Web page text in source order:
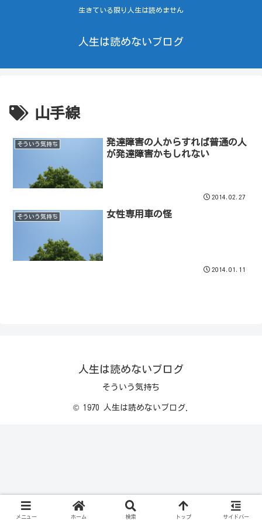
生きている限り人生は読めません
人生は読めないブログ
山手線
そういう気持ち
発達障害の人からすれば普通の人
が発達障害かもしれない
2014.02.27
そういう気持ち 女性専用車の怪
2014.01.11
人生は読めないブログ
そういう気持ち
© 1970 人生は読めないブログ.
メニュー ホーム 検索 トップ サイドバー